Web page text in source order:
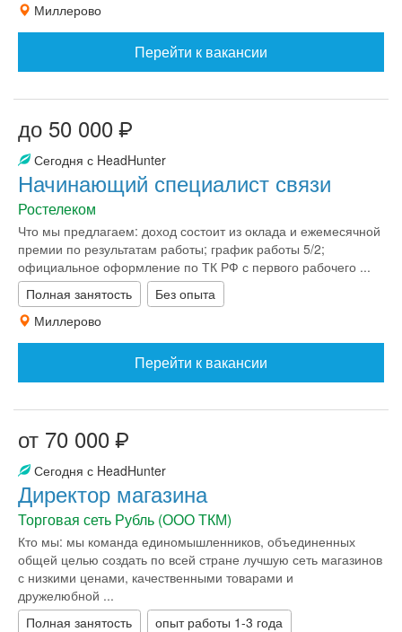
Миллерово
Перейти к вакансии
до 50 000
Сегодня с HeadHunter
Начинающий специалист связи
Ростелеком
Что мы предлагаем: доход состоит из оклада и ежемесячной
премии по результатам работы; график работы 5/2;
официальное оформление по ТК РФ с первого рабочего ...
Полная занятость
Без опыта
Миллерово
Перейти к вакансии
от 70 000
Сегодня с HeadHunter
Директор магазина
Торговая сеть Рубль (ООО ТКМ)
Кто мы: мы команда единомышленников, объединенных
общей целью создать по всей стране лучшую сеть магазинов
с низкими ценами, качественными товарами и
дружелюбной ...
Полная занятость
опыт работы 1-3 года